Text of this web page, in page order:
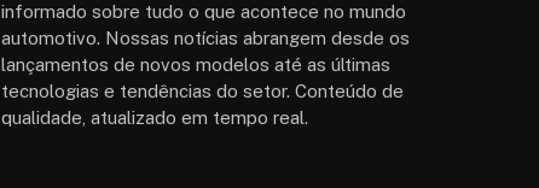
informado sobre tudo o que acontece no mundo
automotivo. Nossas notícias abrangem desde os
lançamentos de novos modelos até as últimas
tecnologias e tendências do setor. Conteúdo de
qualidade, atualizado em tempo real.